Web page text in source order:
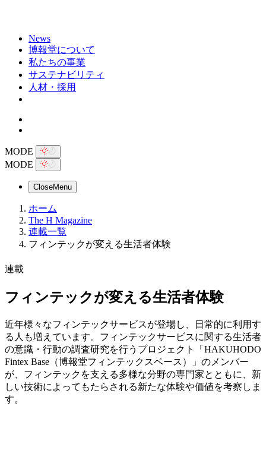
News
博報堂について
私たちの事業
サステナビリティ
人材・採用
MODE
MODE
CloseMenu
ホーム
The H Magazine
連載一覧
フィンテックが変える生活者体験
連載
フィンテックが変える生活者体験
近年様々なフィンテックサービスが登場し、日常的に利用す
る人も増えています。フィンテックサービスに関する生活者
の意識・行動の調査研究を行うプロジェクト「HAKUHODO
Fintex Base（博報堂フィンテックスベース）」のメンバー
が、フィンテックを支える多様な分野の専門家とともに、新
しい技術によってもたらされる新たな体験や価値を考察しま
す。